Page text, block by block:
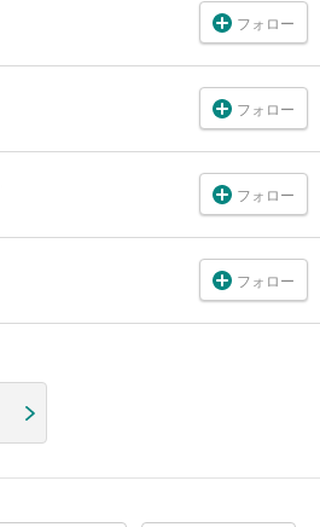
フォロー
フォロー
フォロー
フォロー